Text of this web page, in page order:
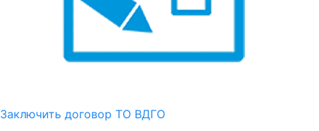
Заключить договор ТО ВДГО